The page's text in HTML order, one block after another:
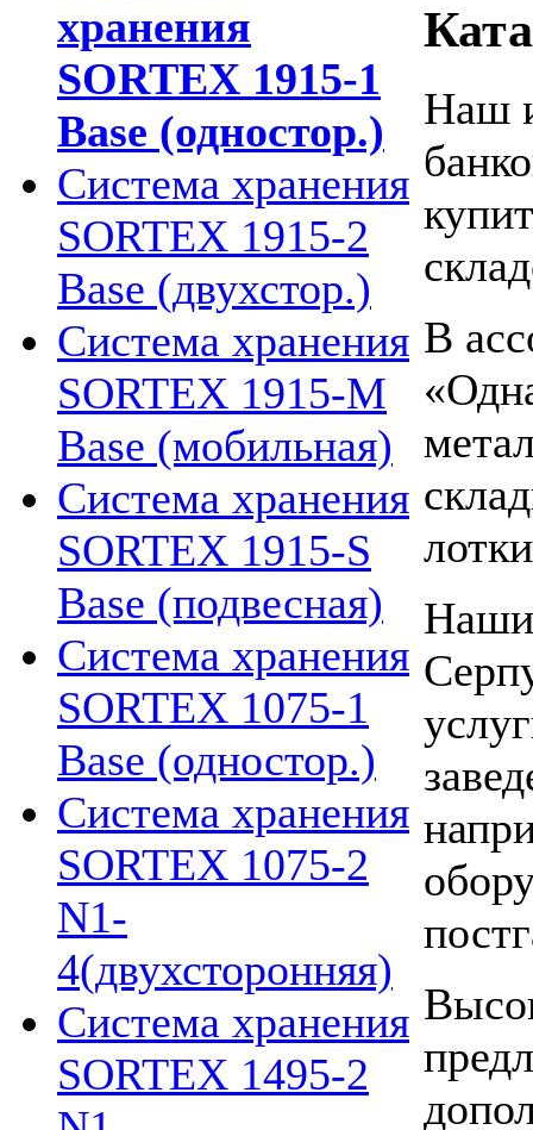
хранения
SORTEX 1915-1
Base (одностор.)
Система хранения
SORTEX 1915-2
Base (двухстор.)
Система хранения
SORTEX 1915-M
Base (мобильная)
Система хранения
SORTEX 1915-S
Base (подвесная)
Система хранения
SORTEX 1075-1
Base (одностор.)
Система хранения
SORTEX 1075-2
N1-
4(двухсторонняя)
Система хранения
SORTEX 1495-2
Наш
В